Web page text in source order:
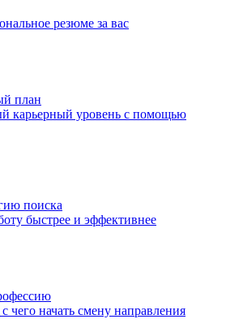
резюме за вас
план
карьерный уровень с помощью
поиска
быстрее и эффективнее
чего начать смену направления